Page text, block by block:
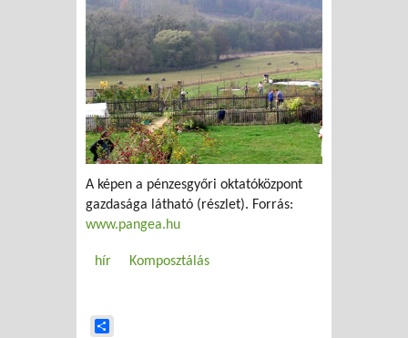
A képen a pénzesgyőri oktatóközpont
gazdasága látható (részlet). Forrás:
www.pangea.hu
hír Komposztálás